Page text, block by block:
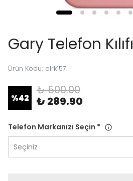
Gary Telefon Kılıfı
Ürün Kodu: elrk157
%42
₺ 500.00
₺ 289.90
Telefon Markanızı Seçin *
Seçiniz